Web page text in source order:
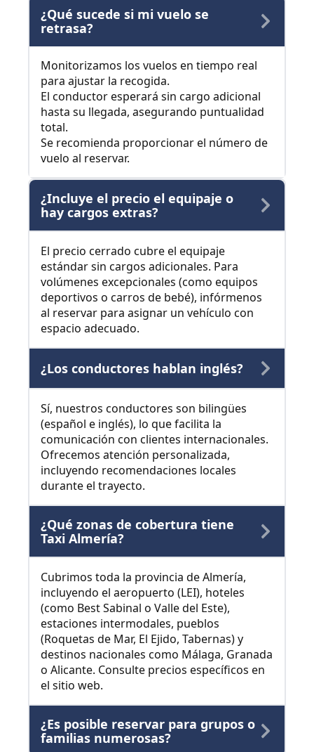
¿Qué sucede si mi vuelo se
retrasa?
Monitorizamos los vuelos en tiempo real
para ajustar la recogida.
El conductor esperará sin cargo adicional
hasta su llegada, asegurando puntualidad
total.
Se recomienda proporcionar el número de
vuelo al reservar.
¿Incluye el precio el equipaje o
hay cargos extras?
El precio cerrado cubre el equipaje
estándar sin cargos adicionales. Para
volúmenes excepcionales (como equipos
deportivos o carros de bebé), infórmenos
al reservar para asignar un vehículo con
espacio adecuado.
¿Los conductores hablan inglés?
Sí, nuestros conductores son bilingües
(español e inglés), lo que facilita la
comunicación con clientes internacionales.
Ofrecemos atención personalizada,
incluyendo recomendaciones locales
durante el trayecto.
¿Qué zonas de cobertura tiene
Taxi Almería?
Cubrimos toda la provincia de Almería,
incluyendo el aeropuerto (LEI), hoteles
(como Best Sabinal o Valle del Este),
estaciones intermodales, pueblos
(Roquetas de Mar, El Ejido, Tabernas) y
destinos nacionales como Málaga, Granada
o Alicante. Consulte precios específicos en
el sitio web.
¿Es posible reservar para grupos o
familias numerosas?